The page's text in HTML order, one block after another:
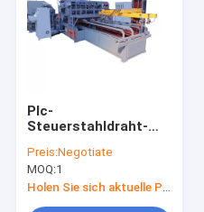
Plc-
Steuerstahldraht-
Preis:Negotiate
MOQ:1